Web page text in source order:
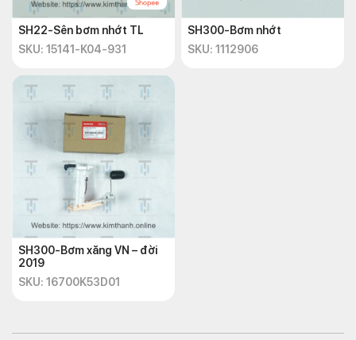
SH22-Sên bơm nhớt TL
SKU: 15141-K04-931
SH300-Bơm nhớt
SKU: 1112906
SH300-Bơm xăng VN – đời
2019
SKU: 16700K53D01